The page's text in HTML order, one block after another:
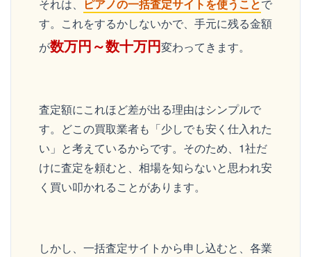
それは、 ピアノの一括査定サイトを使うことで
す。これをするかしないかで、手元に残る金額
が数万円～数十万円変わってきます。
査定額にこれほど差が出る理由はシンプルで
す。どこの買取業者も「少しでも安く仕入れた
い」と考えているからです。そのため、1社だ
けに査定を頼むと、相場を知らないと思われ安
く買い叩かれることがあります。
しかし、一括査定サイトから申し込むと、各業